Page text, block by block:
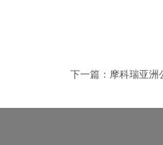
下一篇： 摩科瑞亚洲